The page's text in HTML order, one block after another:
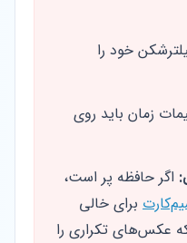
خود را
زمان باید روی
اگر حافظه پر است،
برای خالی
عکس‌های تکراری را